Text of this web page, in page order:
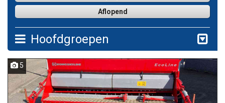
Aflopend
Hoofdgroepen
5